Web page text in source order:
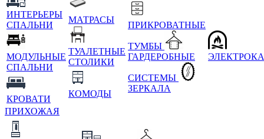
ИНТЕРЬЕРЫ
СПАЛЬНИ
МОДУЛЬНЫЕ
СПАЛЬНИ
КРОВАТИ
МАТРАСЫ
ТУАЛЕТНЫЕ
СТОЛИКИ
КОМОДЫ
ПРИКРОВАТНЫЕ
ТУМБЫ
ГАРДЕРОБНЫЕ
СИСТЕМЫ
ЗЕРКАЛА
ПРИХОЖАЯ